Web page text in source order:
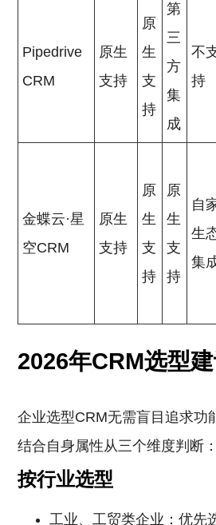
Pipedrive
CRM
原生
支持
原
生
支
持
第
三
方
集
成
不
持
金蝶云·星
空CRM
原生
支持
原
生
支
持
原
生
支
持
自
生
集
2026年CRM选型
企业选型CRM无需盲目追求功
结合自身属性从三个维度判断：
按行业选型
工业、工贸类企业：优先